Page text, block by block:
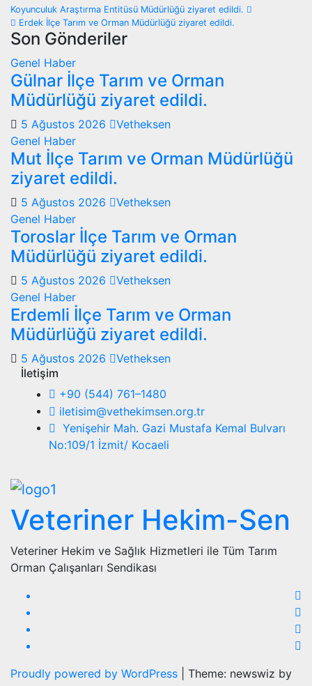
Yazı
gezinmesi
Koyunculuk Araştırma Entitüsü Müdürlüğü ziyaret edildi.
Erdek İlçe Tarım ve Orman Müdürlüğü ziyaret edildi.
Son Gönderiler
Genel Haber
Gülnar İlçe Tarım ve Orman
Müdürlüğü ziyaret edildi.
5 Ağustos 2026
Vetheksen
Genel Haber
Mut İlçe Tarım ve Orman Müdürlüğü
ziyaret edildi.
5 Ağustos 2026
Vetheksen
Genel Haber
Toroslar İlçe Tarım ve Orman
Müdürlüğü ziyaret edildi.
5 Ağustos 2026
Vetheksen
Genel Haber
Erdemli İlçe Tarım ve Orman
Müdürlüğü ziyaret edildi.
5 Ağustos 2026
Vetheksen
İletişim
+90 (544) 761–1480
iletisim@vethekimsen.org.tr
Yenişehir Mah. Gazi Mustafa Kemal Bulvarı
No:109/1 İzmit/ Kocaeli
Veteriner Hekim-Sen
Veteriner Hekim ve Sağlık Hizmetleri ile Tüm Tarım
Orman Çalışanları Sendikası
Proudly powered by WordPress
Theme: newswiz by